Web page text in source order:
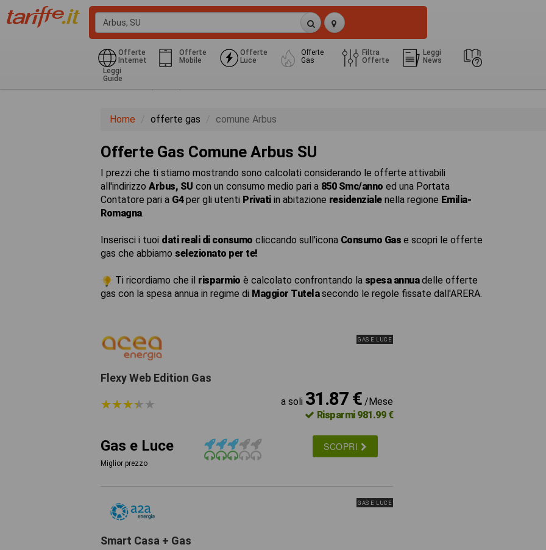
Offerte
Internet
Offerte
Mobile
Offerte
Luce
Offerte
Gas
Filtra
Offerte
Leggi
News
Leggi
Guide
Domestico (G1-G6)
Home offerte gas comune Arbus
Offerte Gas Comune Arbus SU
I prezzi che ti stiamo mostrando sono calcolati considerando le offerte attivabili
all'indirizzo Arbus, SU con un consumo medio pari a 850 Smc/anno ed una Portata
Contatore pari a G4per gli utenti Privatiin abitazione residenzialenella regione Emilia-
Romagna.
Inserisci i tuoi dati reali di consumo cliccando sull'icona Consumo Gas e scopri le offerte
gas che abbiamo selezionato per te!
Ti ricordiamo che il risparmio è calcolato confrontando la spesa annuadelle offerte
gas con la spesa annua in regime di Maggior Tutelasecondo le regole fissate dall'ARERA.
GAS E LUCE
Flexy Web Edition Gas
★★★★★
★★★★★ a soli 31.87 € /Mese
Risparmi 981.99 €
Gas e Luce
Miglior prezzo
SCOPRI
GAS E LUCE
Smart Casa + Gas